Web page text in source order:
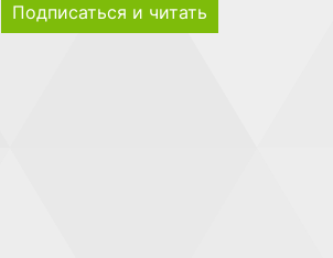
Подписаться и читать